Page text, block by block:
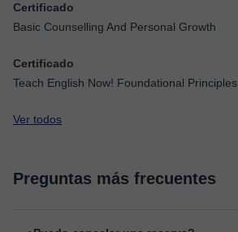
Certificado
Basic Counselling And Personal Growth
Certificado
Teach English Now! Foundational Principles
Ver todos
Preguntas más frecuentes